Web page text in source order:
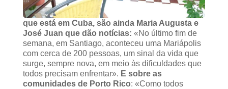
que está em Cuba, são ainda Maria Augusta e
José Juan que dão notícias: «No último fim de
semana, em Santiago, aconteceu uma Mariápolis
com cerca de 200 pessoas, um sinal da vida que
surge, sempre nova, em meio às dificuldades que
todos precisam enfrentar». E sobre as
comunidades de Porto Rico: «Como todos